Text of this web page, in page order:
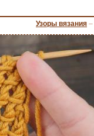
Узоры вязания –